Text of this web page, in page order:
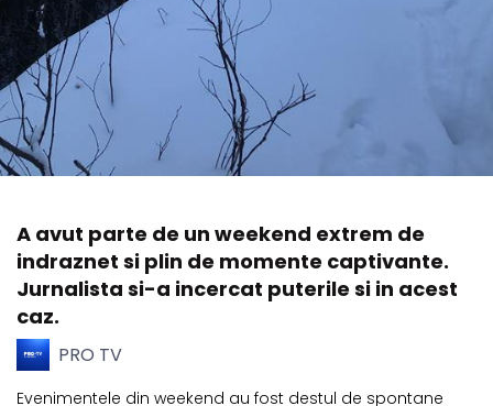
A avut parte de un weekend extrem de
indraznet si plin de momente captivante.
Jurnalista si-a incercat puterile si in acest
caz.
PRO TV
Evenimentele din weekend au fost destul de spontane